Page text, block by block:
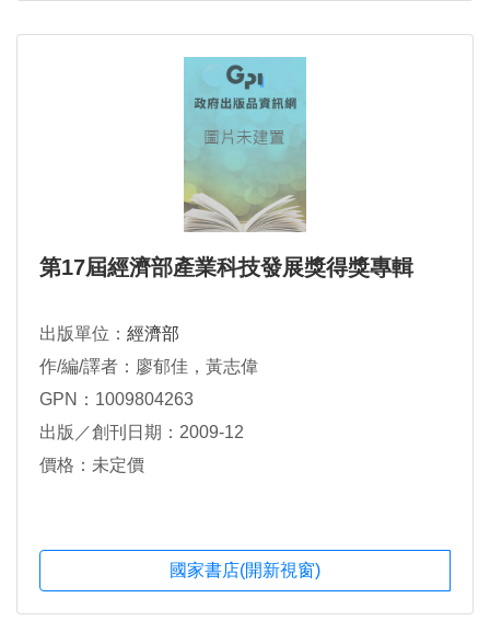
第17屆經濟部產業科技發展獎得獎專輯
出版單位： 經濟部
作/編/譯者：廖郁佳，黃志偉
GPN：1009804263
出版／創刊日期：2009-12
價格：未定價
國家書店(開新視窗)